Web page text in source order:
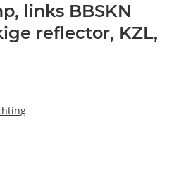
links BBSKN
reflector, KZL,